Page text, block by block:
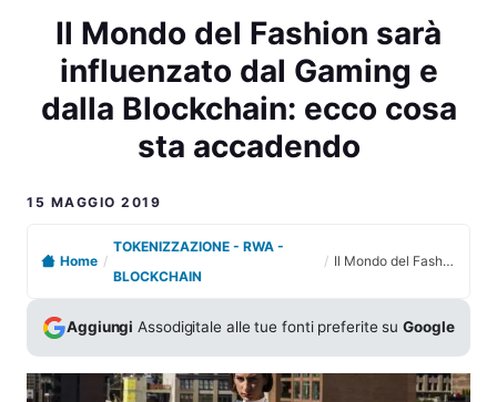
Il Mondo del Fashion sarà
influenzato dal Gaming e
dalla Blockchain: ecco cosa
sta accadendo
15 MAGGIO 2019
Home /
TOKENIZZAZIONE - RWA -
BLOCKCHAIN
/ Il Mondo del Fashion sarà influenzato dal Gaming e dalla Blockchain: ecco cosa sta accadendo
Aggiungi Assodigitale alle tue fonti preferite suGoogle